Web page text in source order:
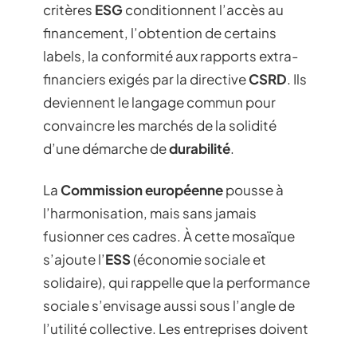
critères ESGconditionnent l’accès au
financement, l’obtention de certains
labels, la conformité aux rapports extra-
financiers exigés par la directiveCSRD. Ils
deviennent le langage commun pour
convaincre les marchés de la solidité
d’une démarche dedurabilité.
LaCommission européennepousse à
l’harmonisation, mais sans jamais
fusionner ces cadres. À cette mosaïque
s’ajoute l’ESS(économie sociale et
solidaire), qui rappelle que la performance
sociale s’envisage aussi sous l’angle de
l’utilité collective. Les entreprises doivent